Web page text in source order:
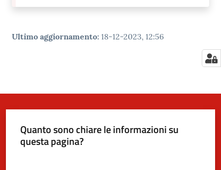
Ultimo aggiornamento: 18-12-2023, 12:56
Quanto sono chiare le informazioni su
questa pagina?